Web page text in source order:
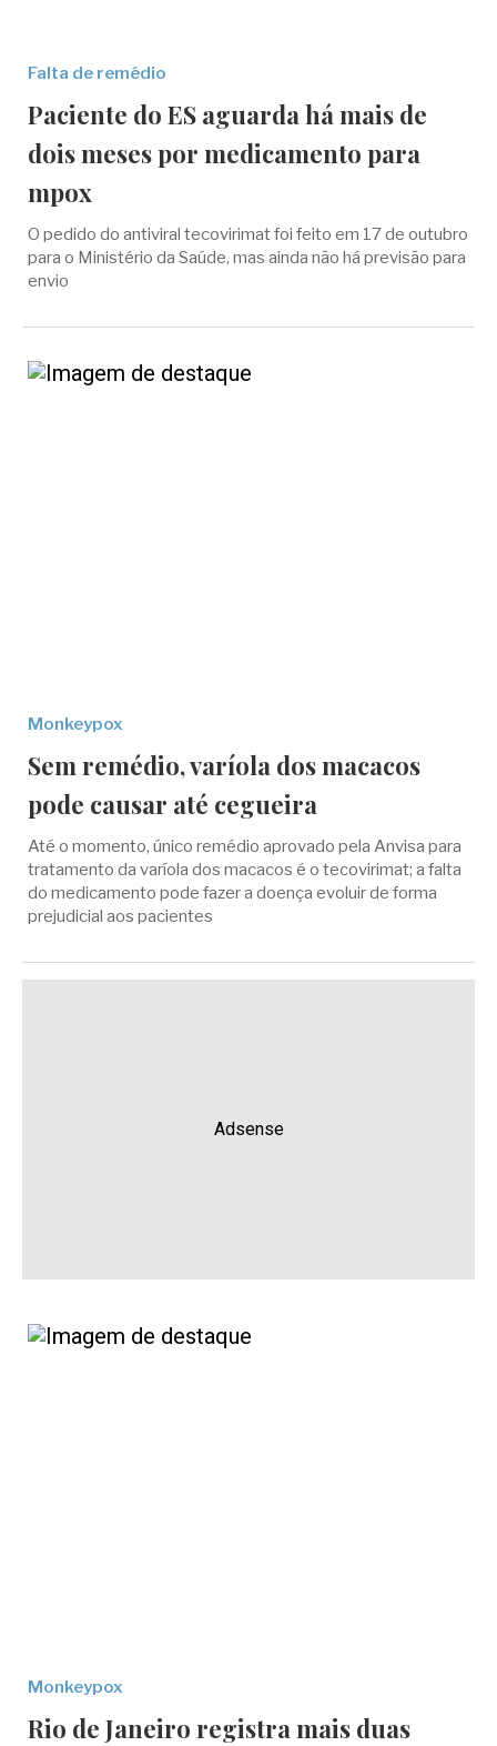
Falta de remédio
Paciente do ES aguarda há mais de
dois meses por medicamento para
mpox
O pedido do antiviral tecovirimat foi feito em 17 de outubro
para o Ministério da Saúde, mas ainda não há previsão para
envio
Monkeypox
Sem remédio, varíola dos macacos
pode causar até cegueira
Até o momento, único remédio aprovado pela Anvisa para
tratamento da varíola dos macacos é o tecovirimat; a falta
do medicamento pode fazer a doença evoluir de forma
prejudicial aos pacientes
Adsense
Monkeypox
Rio de Janeiro registra mais duas